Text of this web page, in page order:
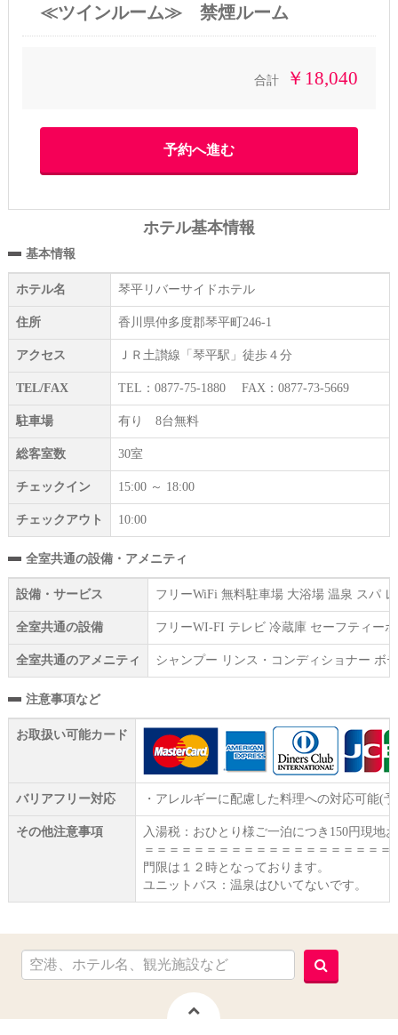
≪ツインルーム≫ 禁煙ルーム
合計 ￥18,040
ホテル基本情報
基本情報
ホテル名 琴平リバーサイドホテル
住所 香川県仲多度郡琴平町246-1
アクセス ＪＲ土讃線「琴平駅」徒歩４分
TEL/FAX TEL：0877-75-1880 FAX：0877-73-5669
駐車場 有り 8台無料
総客室数 30室
チェックイン 15:00 ～ 18:00
チェックアウト 10:00
全室共通の設備・アメニティ
設備・サービス フリーWiFi 無料駐車場 大浴場 温泉 スパ
全室共通の設備 フリーWI‐FI テレビ 冷蔵庫 セーフティー
全室共通のアメニティ シャンプー リンス・コンディショナー ボ
注意事項など
お取扱い可能カード
バリアフリー対応 ・アレルギーに配慮した料理への対応可能(
その他注意事項
入湯税：おひとり様ご一泊につき150円現地
＝＝＝＝＝＝＝＝＝＝＝＝＝＝＝＝＝＝＝
門限は１２時となっております。
ユニットバス：温泉はひいてないです。